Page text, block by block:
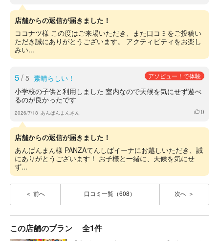
店舗からの返信が届きました！
ココナツ様 この度はご来場いただき、また口コミをご投稿い
ただき誠にありがとうございます。 アクティビティをお楽し
みい...
5/ 5 素晴らしい！ アソビュー！で体験
小学校の子供と利用しました 室内なので天候を気にせず遊べ
るのが良かったです
2026/7/18 あんぱんまんさん いいね
0
店舗からの返信が届きました！
あんぱんまん様 PANZAてんしばイーナにお越しいただき、誠
にありがとうございます！ お子様と一緒に、天候を気にせ
ず...
前へ 口コミ一覧（608） 次へ
この店舗のプラン 全1件